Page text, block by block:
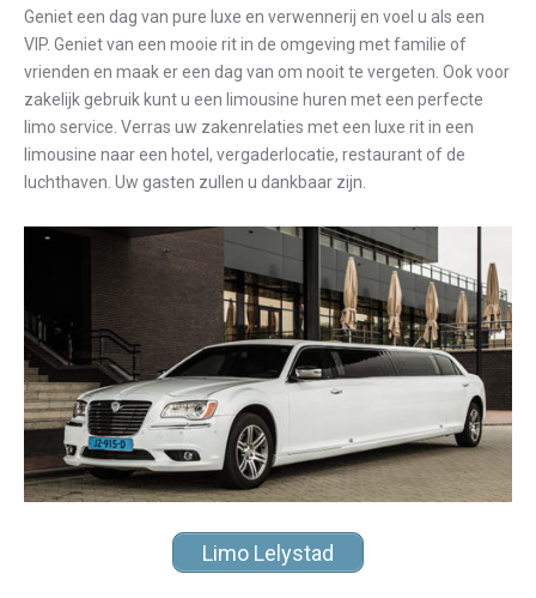
Geniet een dag van pure luxe en verwennerij en voel u als een
VIP. Geniet van een mooie rit in de omgeving met familie of
vrienden en maak er een dag van om nooit te vergeten. Ook voor
zakelijk gebruik kunt u een limousine huren met een perfecte
limo service. Verras uw zakenrelaties met een luxe rit in een
limousine naar een hotel, vergaderlocatie, restaurant of de
luchthaven. Uw gasten zullen u dankbaar zijn.
Limo Lelystad